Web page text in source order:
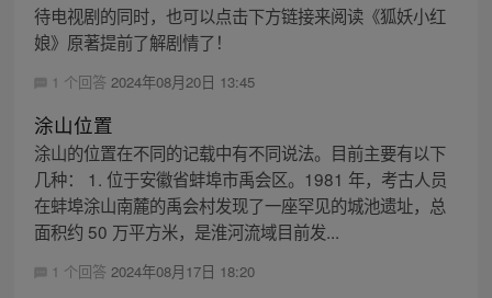
待电视剧的同时，也可以点击下方链接来阅读《狐妖小红
娘》原著提前了解剧情了！
1 个回答 2024年08月20日 13:45
涂山位置
涂山的位置在不同的记载中有不同说法。目前主要有以下
几种： 1. 位于安徽省蚌埠市禹会区。1981 年，考古人员
在蚌埠涂山南麓的禹会村发现了一座罕见的城池遗址，总
面积约 50 万平方米，是淮河流域目前发...
1 个回答 2024年08月17日 18:20